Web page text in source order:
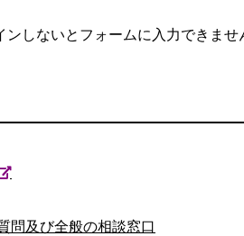
しないとフォームに入力できませ
問及び全般の相談窓口